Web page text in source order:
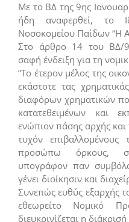
Με το ΒΔ της 9ης
ήδη αναφερθεί, το
Νοσοκομείου Παίδων “Η
Στο άρθρο 14 του ΒΔ/
σαφή ένδειξη για τη
“To έτερον μέλος της
εκάστοτε τας
διαφόρων χρηματικών
κατατεθειμένων και
ενώπιον πάσης αρχής
τυχόν
προσώπω όρκους,
υπογράφον παν
γένει διοίκησιν και
Συνεπώς ευθύς εξαρχής
εθεωρείτο Νομικό
διευκρινίζεται η διάκρισή